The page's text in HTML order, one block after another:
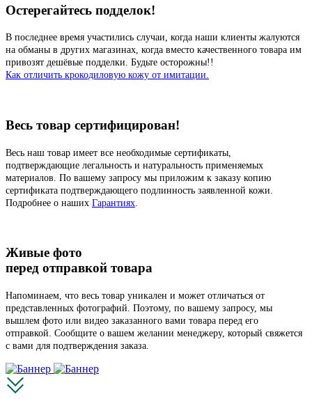
Остерегайтесь подделок!
В последнее время участились случаи, когда наши клиенты жалуются
на обманы в других магазинах, когда вместо качественного товара им
привозят дешёвые подделки. Будьте осторожны!!
Как отличить крокодиловую кожу от имитации.
Весь товар сертифицирован!
Весь наш товар имеет все необходимые сертификаты,
подтверждающие легальность и натуральность применяемых
материалов. По вашему запросу мы приложим к заказу копию
сертификата подтверждающего подлинность заявленной кожи.
Подробнее о наших Гарантиях
Живые фото
перед отправкой товара
Напоминаем, что весь товар уникален и может отличаться от
представленных фотографий. Поэтому, по вашему запросу, мы
вышлем фото или видео заказанного вами товара перед его
отправкой. Сообщите о вашем желании менеджеру, который свяжется
с вами для подтверждения заказа.